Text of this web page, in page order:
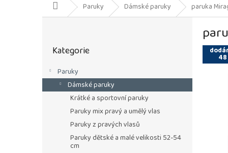
Domů Paruky Dámské paruky paruka
P
a
n
kategorie
Kategorie
Paruky
Dámské paruky
Krátké a sportovní paruky
Paruky mix pravý a umělý vlas
Paruky z pravých vlasů
Paruky dětské a malé velikosti 52-54
cm